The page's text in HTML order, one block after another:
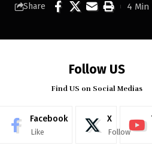
Share 4 Min
Follow US
Find US on Social Medias
Facebook
Like
X
Follow